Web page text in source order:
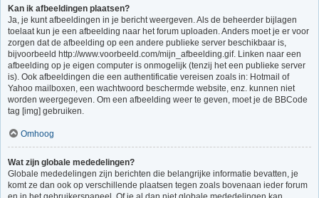
Kan ik afbeeldingen plaatsen?
Ja, je kunt afbeeldingen in je bericht weergeven. Als de beheerder bijlagen
toelaat kun je een afbeelding naar het forum uploaden. Anders moet je er voor
zorgen dat de afbeelding op een andere publieke server beschikbaar is,
bijvoorbeeld http://www.voorbeeld.com/mijn_afbeelding.gif. Linken naar een
afbeelding op je eigen computer is onmogelijk (tenzij het een publieke server
is). Ook afbeeldingen die een authentificatie vereisen zoals in: Hotmail of
Yahoo mailboxen, een wachtwoord beschermde website, enz. kunnen niet
worden weergegeven. Om een afbeelding weer te geven, moet je de BBCode
tag [img] gebruiken.
Omhoog
Wat zijn globale mededelingen?
Globale mededelingen zijn berichten die belangrijke informatie bevatten, je
komt ze dan ook op verschillende plaatsen tegen zoals bovenaan ieder forum